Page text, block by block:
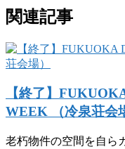
関連記事
【終了】
WEEK （冷泉荘会
老朽物件の空間を自ら